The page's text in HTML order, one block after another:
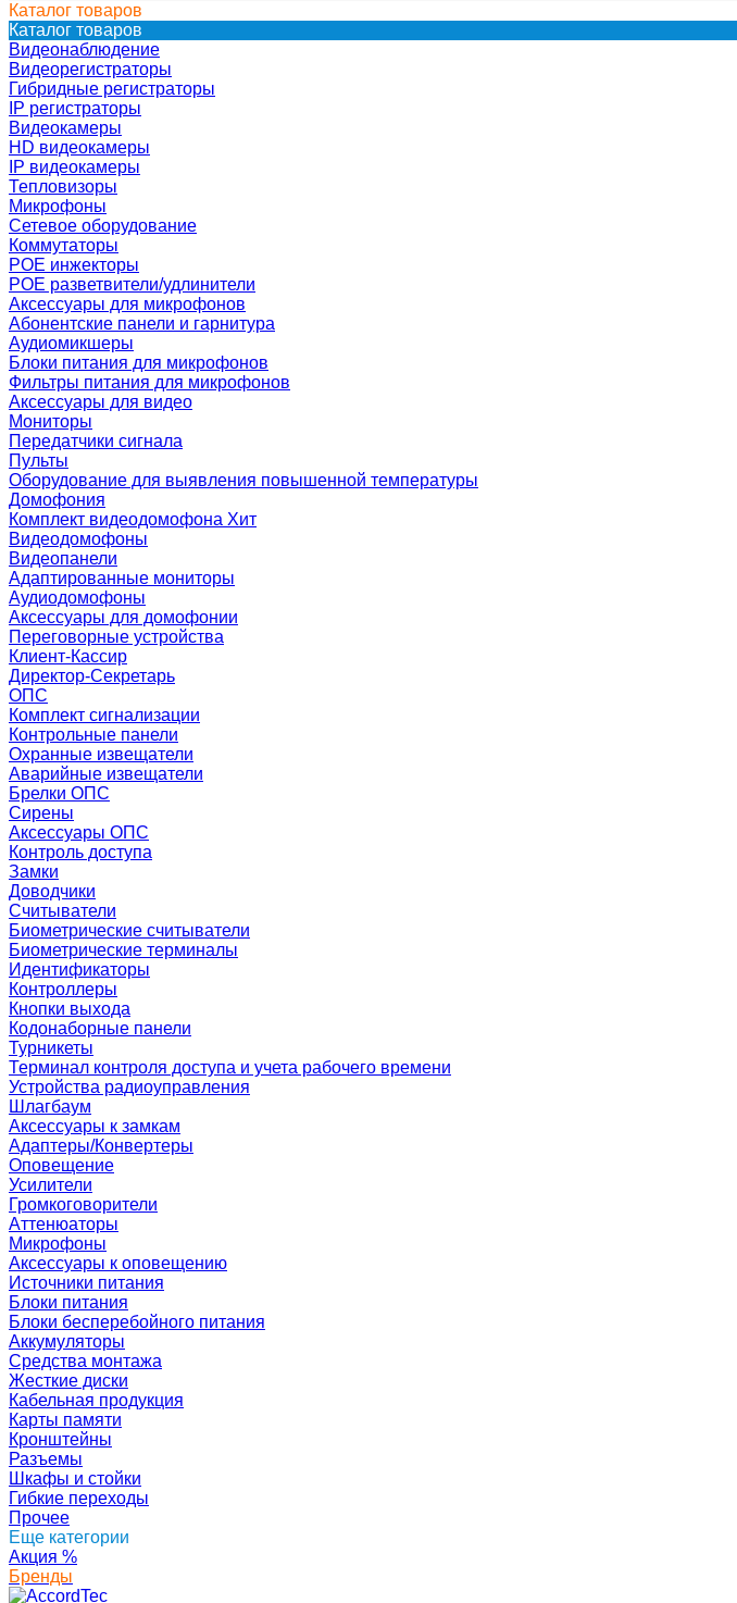
Каталог товаров
Каталог товаров
Видеонаблюдение
Видеорегистраторы
Гибридные регистраторы
IP регистраторы
Видеокамеры
HD видеокамеры
IP видеокамеры
Тепловизоры
Микрофоны
Сетевое оборудование
Коммутаторы
POE инжекторы
POE разветвители/удлинители
Аксессуары для микрофонов
Абонентские панели и гарнитура
Аудиомикшеры
Блоки питания для микрофонов
Фильтры питания для микрофонов
Аксессуары для видео
Мониторы
Передатчики сигнала
Пульты
Оборудование для выявления повышенной температуры
Домофония
Комплект видеодомофона Хит
Видеодомофоны
Видеопанели
Адаптированные мониторы
Аудиодомофоны
Аксессуары для домофонии
Переговорные устройства
Клиент-Кассир
Директор-Секретарь
ОПС
Комплект сигнализации
Контрольные панели
Охранные извещатели
Аварийные извещатели
Брелки ОПС
Сирены
Аксессуары ОПС
Контроль доступа
Замки
Доводчики
Считыватели
Биометрические считыватели
Биометрические терминалы
Идентификаторы
Контроллеры
Кнопки выхода
Кодонаборные панели
Турникеты
Терминал контроля доступа и учета рабочего времени
Устройства радиоуправления
Шлагбаум
Аксессуары к замкам
Адаптеры/Конвертеры
Оповещение
Усилители
Громкоговорители
Аттенюаторы
Микрофоны
Аксессуары к оповещению
Источники питания
Блоки питания
Блоки бесперебойного питания
Аккумуляторы
Средства монтажа
Жесткие диски
Кабельная продукция
Карты памяти
Кронштейны
Разъемы
Шкафы и стойки
Гибкие переходы
Прочее
Еще категории
Акция %
Бренды